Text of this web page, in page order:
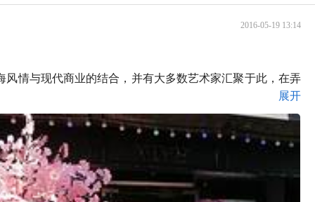
2016-05-19 13:14
情与现代商业的结合，并有大多数艺术家汇聚于此，在弄
展开